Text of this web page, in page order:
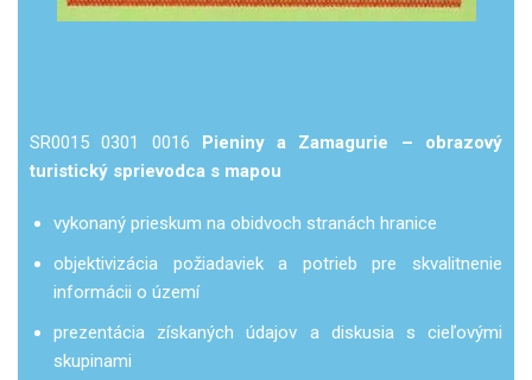
SR0015 0301 0016 Pieniny a Zamagurie – obrazový
turistický sprievodca s mapou
vykonaný prieskum na obidvoch stranách hranice
objektivizácia požiadaviek a potrieb pre skvalitnenie
informácii o území
prezentácia získaných údajov a diskusia s cieľovými
skupinami